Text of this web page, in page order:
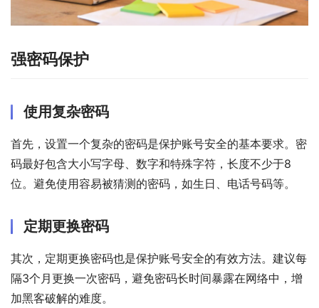
强密码保护
使用复杂密码
首先，设置一个复杂的密码是保护账号安全的基本要求。密
码最好包含大小写字母、数字和特殊字符，长度不少于8
位。避免使用容易被猜测的密码，如生日、电话号码等。
定期更换密码
其次，定期更换密码也是保护账号安全的有效方法。建议每
隔3个月更换一次密码，避免密码长时间暴露在网络中，增
加黑客破解的难度。